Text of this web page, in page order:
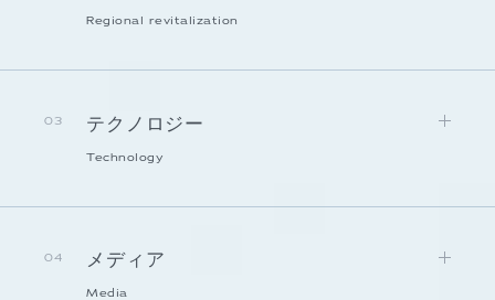
Regional revitalization
03 テクノロジー
Technology
04 メディア
Media